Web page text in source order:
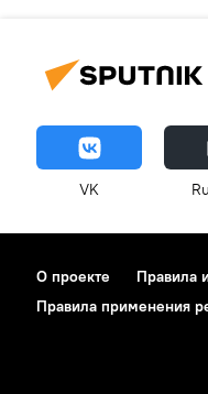
VK
О проекте Правила
Правила применения